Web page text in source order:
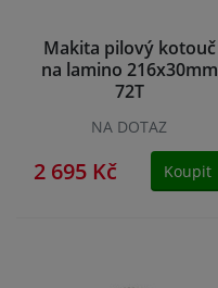
Makita pilový kotouč
na lamino 216x30mm
72T
NA DOTAZ
2 695 Kč Koupit